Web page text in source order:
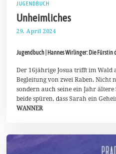
JUGENDBUCH
Unheimliches
29. April 2024
a
2
0
2
4
Jugendbuch | Hannes Wirlinger: Die Fürstin
Der 16jährige Josua trifft im Wald
Begleitung von zwei Raben.
sondern auch seine ein Jahr
beide spüren, dass Sarah ein
WANNER